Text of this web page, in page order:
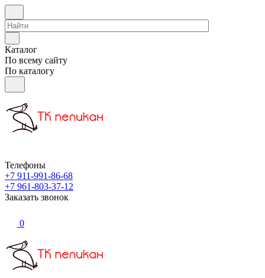
Каталог
По всему сайту
По каталогу
Телефоны
+7 911-991-86-68
+7 961-803-37-12
Заказать звонок
0